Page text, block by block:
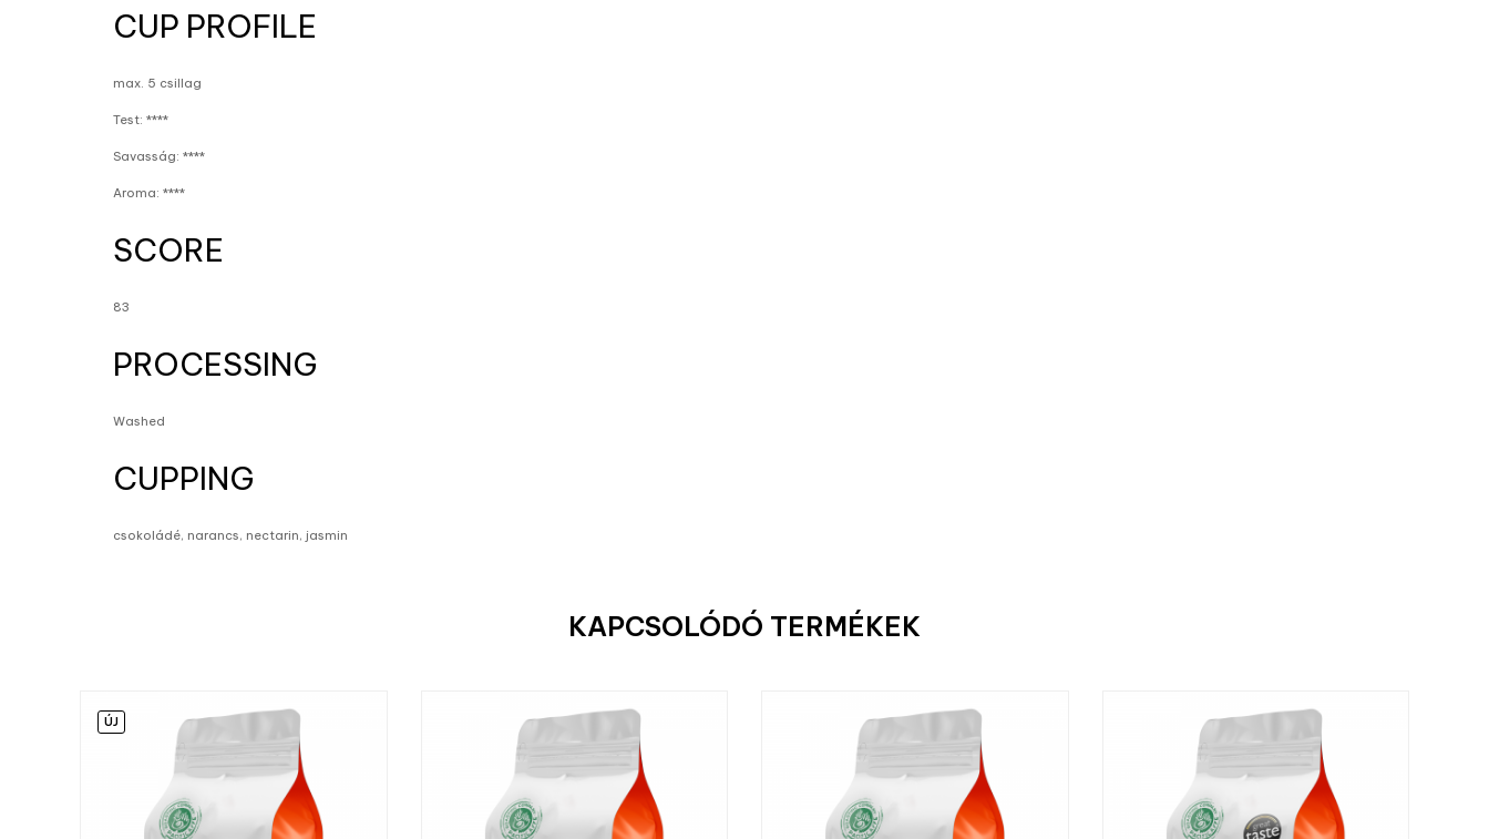
CUP PROFILE
max. 5 csillag
Test: ****
Savasság: ****
Aroma: ****
SCORE
83
PROCESSING
Washed
CUPPING
csokoládé, narancs, nectarin, jasmin
KAPCSOLÓDÓ TERMÉKEK
ÚJ